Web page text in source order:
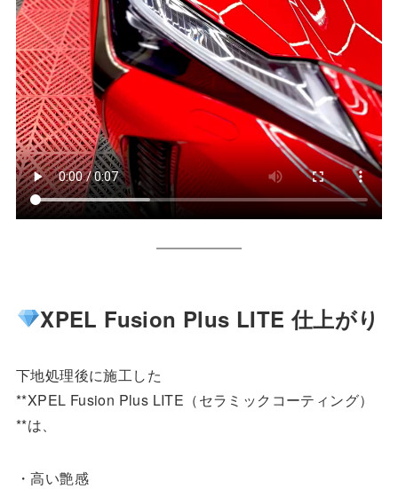
XPEL Fusion Plus LITE 仕上がり
下地処理後に施工した
**XPEL Fusion Plus LITE（セラミックコーティング）
**は、
・高い艶感